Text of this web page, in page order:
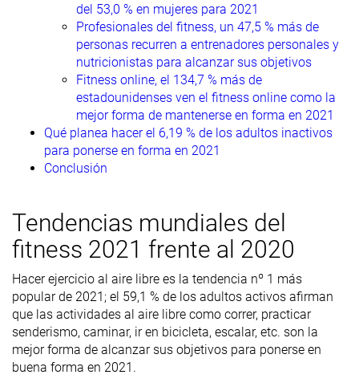
del 53,0 % en mujeres para 2021
Profesionales del fitness, un 47,5 % más de
personas recurren a entrenadores personales y
nutricionistas para alcanzar sus objetivos
Fitness online, el 134,7 % más de
estadounidenses ven el fitness online como la
mejor forma de mantenerse en forma en 2021
Qué planea hacer el 6,19 % de los adultos inactivos
para ponerse en forma en 2021
Conclusión
Tendencias mundiales del
fitness 2021 frente al 2020
Hacer ejercicio al aire libre es la tendencia nº 1 más
popular de 2021; el 59,1 % de los adultos activos afirman
que las actividades al aire libre como correr, practicar
senderismo, caminar, ir en bicicleta, escalar, etc. son la
mejor forma de alcanzar sus objetivos para ponerse en
buena forma en 2021.